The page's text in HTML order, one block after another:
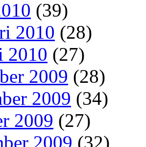
(39)
2010 (28)
2010 (27)
2009 (28)
2009 (34)
2009 (27)
2009 (32)